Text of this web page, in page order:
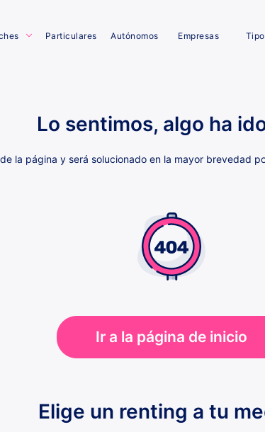
Particulares Autónomos Empresas
Lo sentimos, algo ha
la página y será solucionado en la mayor brevedad
Ir a la página de inicio
Elige un renting a tu